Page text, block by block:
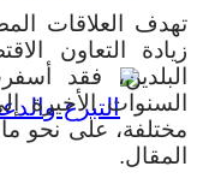
تهدف العلاقات
زيادة التعاون
البلدين، فقد
السنوات الأخيرة
مختلفة، على نحو
المقال.